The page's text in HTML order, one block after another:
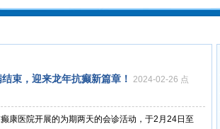
束，迎来龙年抗癫新篇章！ 2024-02-26 点
康医院开展的为期两天的会诊活动，于2月24日至